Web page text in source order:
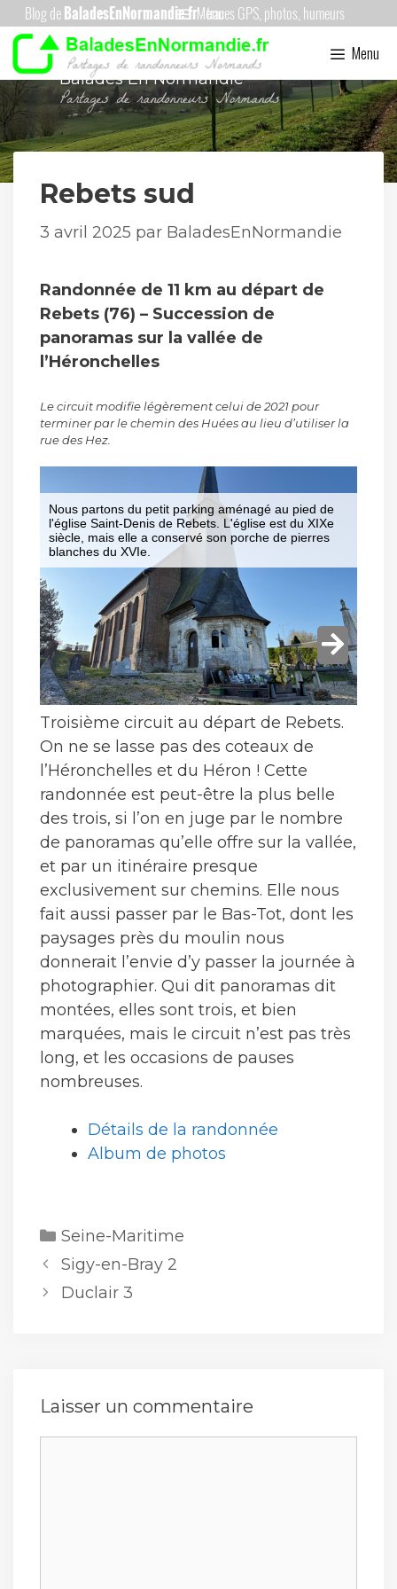
Aller
au
contenu
Menu
Menu
Balades En Normandie
Rebets sud
3 avril 2025 par BaladesEnNormandie
Randonnée de 11 km au départ de
Rebets (76) – Succession de
panoramas sur la vallée de
l’Héronchelles
Le circuit modifie légèrement celui de 2021 pour
terminer par le chemin des Huées au lieu d’utiliser la
rue des Hez.
Troisième circuit au départ de Rebets.
On ne se lasse pas des coteaux de
l’Héronchelles et du Héron ! Cette
randonnée est peut-être la plus belle
des trois, si l’on en juge par le nombre
de panoramas qu’elle offre sur la vallée,
et par un itinéraire presque
exclusivement sur chemins. Elle nous
fait aussi passer par le Bas-Tot, dont les
paysages près du moulin nous
donnerait l’envie d’y passer la journée à
photographier. Qui dit panoramas dit
montées, elles sont trois, et bien
marquées, mais le circuit n’est pas très
long, et les occasions de pauses
nombreuses.
Détails de la randonnée
Album de photos
Catégories
Seine-Maritime
Sigy-en-Bray 2
Duclair 3
Laisser un commentaire